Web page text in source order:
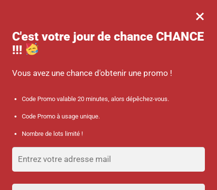
0
-10 % sur votre commande dès 45 € d’achat avec le code promo :
SANTÉ
×
C'est votre jour de chance CHANCE
!!!
Vous avez une chance d'obtenir une promo !
Code Promo valable 20 minutes, alors dépêchez-vous.
Code Promo à usage unique.
Nombre de lots limité !